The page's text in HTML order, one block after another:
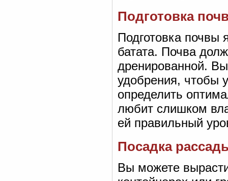
Подготовка
Подготовка
батата. Почва
дренированной.
удобрения, чтобы
определить
любит слишком
ей правильный
Посадка
Вы можете